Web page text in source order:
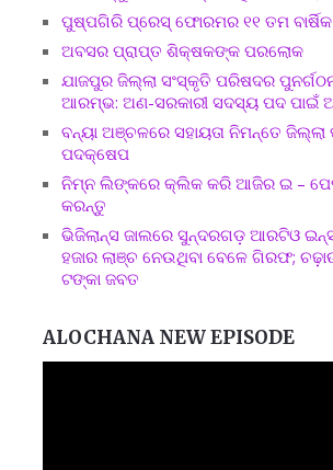
ପୁଷ୍ପଗିରି ପ୍ରେସ୍ ଫୋରମର ୧୧ ତମ
ଅବସର ପ୍ରାପ୍ତ ଶିକ୍ଷକଙ୍କ ପରଲୋକ
ଯାଜପୁର ଜିଲ୍ଲା ସଂସ୍କୃତି ପରିଷଦର
ଆରମ୍ଭ: ଅଣ-ସରକାରୀ ସଦସ୍ୟ ପଦ ପାଇଁ
ବନ୍ୟା ଅଞ୍ଚଳରେ ସହାୟତା ନିମନ୍ତେ
ପଦକ୍ଷେପ
ନିମ୍ନ ଲିଙ୍କରେ କ୍ଲିକ କରି ଆଜିର ଇ –
କରନ୍ତୁ
ଭିଜିଲାନ୍ସ ଜାଲରେ ସୁନ୍ଦରଗଡ଼ ଆରଟିଓ
ହଜାର ଲାଞ୍ଚ ନେଉଥିବା ବେଳେ ଗିରଫ;
ଟଙ୍କା ଜବତ
ALOCHANA NEW EPISODE